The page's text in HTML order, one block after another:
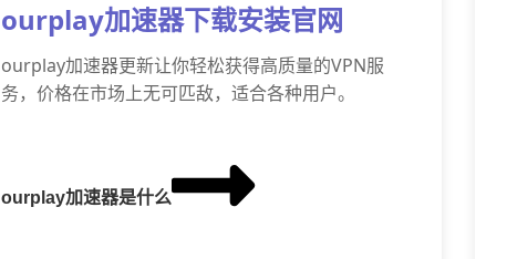
ourplay加速器下载安装官网
ourplay加速器更新让你轻松获得高质量的VPN服
务，价格在市场上无可匹敌，适合各种用户。
ourplay加速器是什么